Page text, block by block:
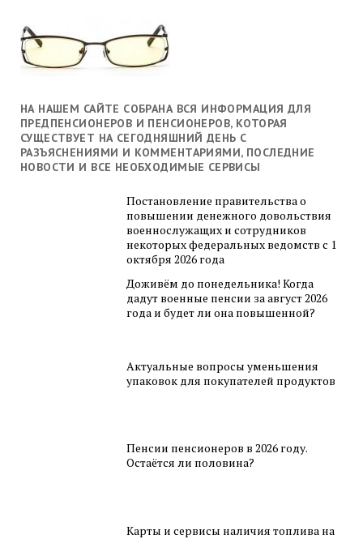
НА НАШЕМ САЙТЕ СОБРАНА ВСЯ ИНФОРМАЦИЯ ДЛЯ
ПРЕДПЕНСИОНЕРОВ И ПЕНСИОНЕРОВ, КОТОРАЯ
СУЩЕСТВУЕТ НА СЕГОДНЯШНИЙ ДЕНЬ С
РАЗЪЯСНЕНИЯМИ И КОММЕНТАРИЯМИ, ПОСЛЕДНИЕ
НОВОСТИ И ВСЕ НЕОБХОДИМЫЕ СЕРВИСЫ
Постановление правительства о
повышении денежного довольствия
военнослужащих и сотрудников
некоторых федеральных ведомств с 1
октября 2026 года
Доживём до понедельника! Когда
дадут военные пенсии за август 2026
года и будет ли она повышенной?
Актуальные вопросы уменьшения
упаковок для покупателей продуктов
Пенсии пенсионеров в 2026 году.
Остаётся ли половина?
Карты и сервисы наличия топлива на